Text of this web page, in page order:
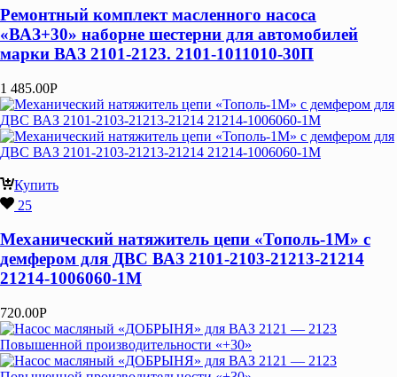
Ремонтный комплект масленного насоса
«ВАЗ+30» наборне шестерни для автомобилей
марки ВАЗ 2101-2123. 2101-1011010-30П
1 485.00Р
Купить
25
Механический натяжитель цепи «Тополь-1М» с
демфером для ДВС ВАЗ 2101-2103-21213-21214
21214-1006060-1М
720.00Р